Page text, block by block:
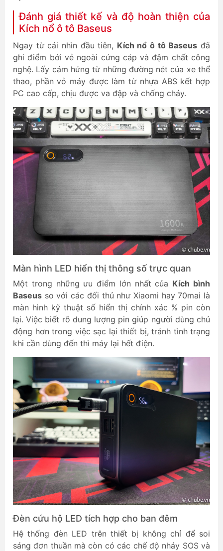
Đánh giá thiết kế và độ hoàn thiện của
Kích nổ ô tô Baseus
Ngay từ cái nhìn đầu tiên, Kích nổ ô tô Baseus đã
ghi điểm bởi vẻ ngoài cứng cáp và đậm chất công
nghệ. Lấy cảm hứng từ những đường nét của xe thể
thao, phần vỏ máy được làm từ nhựa ABS kết hợp
PC cao cấp, chịu được va đập và chống cháy.
Màn hình LED hiển thị thông số trực quan
Một trong những ưu điểm lớn nhất của Kích bình
Baseus so với các đối thủ như Xiaomi hay 70mai là
màn hình kỹ thuật số hiển thị chính xác % pin còn
lại. Việc biết rõ dung lượng pin giúp người dùng chủ
động hơn trong việc sạc lại thiết bị, tránh tình trạng
khi cần dùng đến thì máy lại hết điện.
Đèn cứu hộ LED tích hợp cho ban đêm
Hệ thống đèn LED trên thiết bị không chỉ để soi
sáng đơn thuần mà còn có các chế độ nháy SOS và